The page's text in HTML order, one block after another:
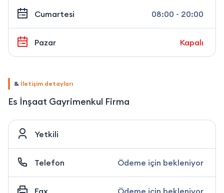
Cumartesi 08:00 - 20:00
Pazar Kapalı
& İletişim detayları
Es İnşaat Gayrimenkul Firma
Yetkili
Telefon Ödeme için bekleniyor